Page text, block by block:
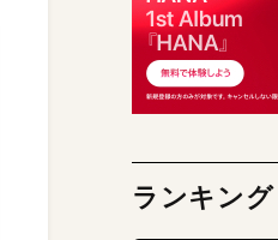
ランキング